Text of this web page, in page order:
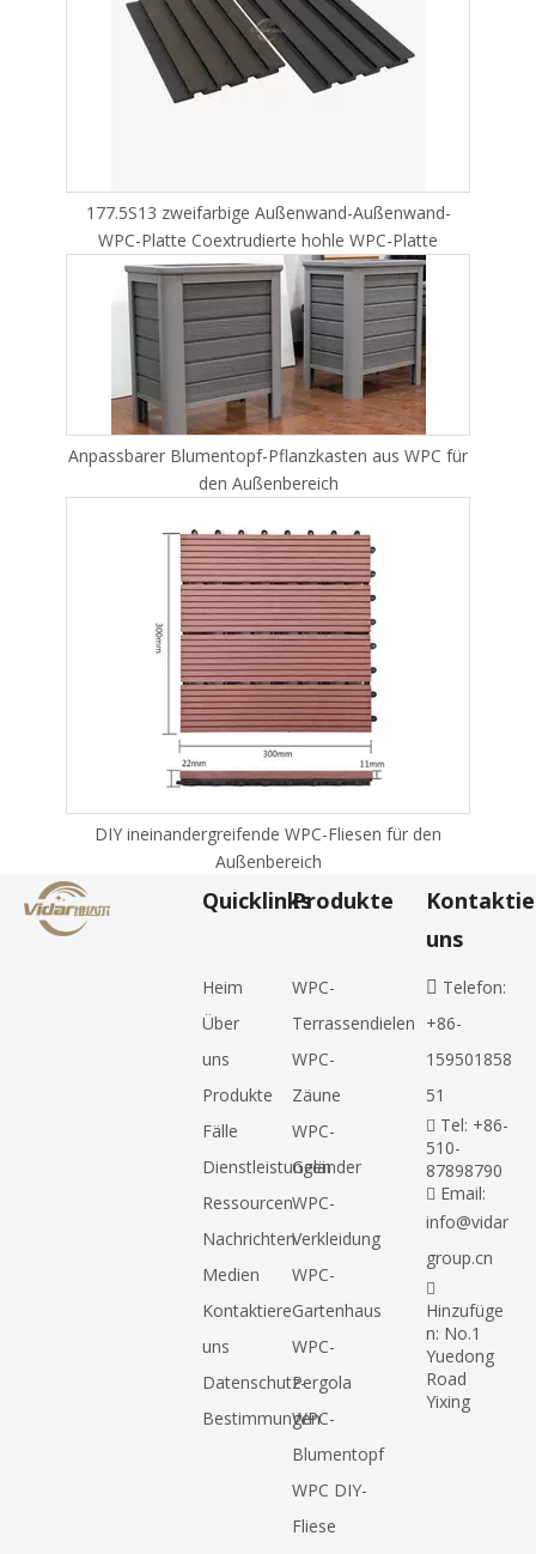
177.5S13 zweifarbige Außenwand-Außenwand-
WPC-Platte Coextrudierte hohle WPC-Platte
Anpassbarer Blumentopf-Pflanzkasten aus WPC für
den Außenbereich
DIY ineinandergreifende WPC-Fliesen für den
Außenbereich
Quicklinks
Heim
Über
uns
Produkte
Fälle
Dienstleistungen
Ressourcen
Nachrichten
Medien
Kontaktiere
uns
Datenschutz-
Bestimmungen
Produkte
WPC-
Terrassendielen
WPC-
Zäune
WPC-
Geländer
WPC-
Verkleidung
WPC-
Gartenhaus
WPC-
Pergola
WPC-
Blumentopf
WPC DIY-
Fliese
uns
 Telefon:
+86-
159501858
51
 Tel: +86-
510-
87898790
 Email:
info@vidar
group.cn

Hinzufüge
n: No.1
Yuedong
Road
Yixing